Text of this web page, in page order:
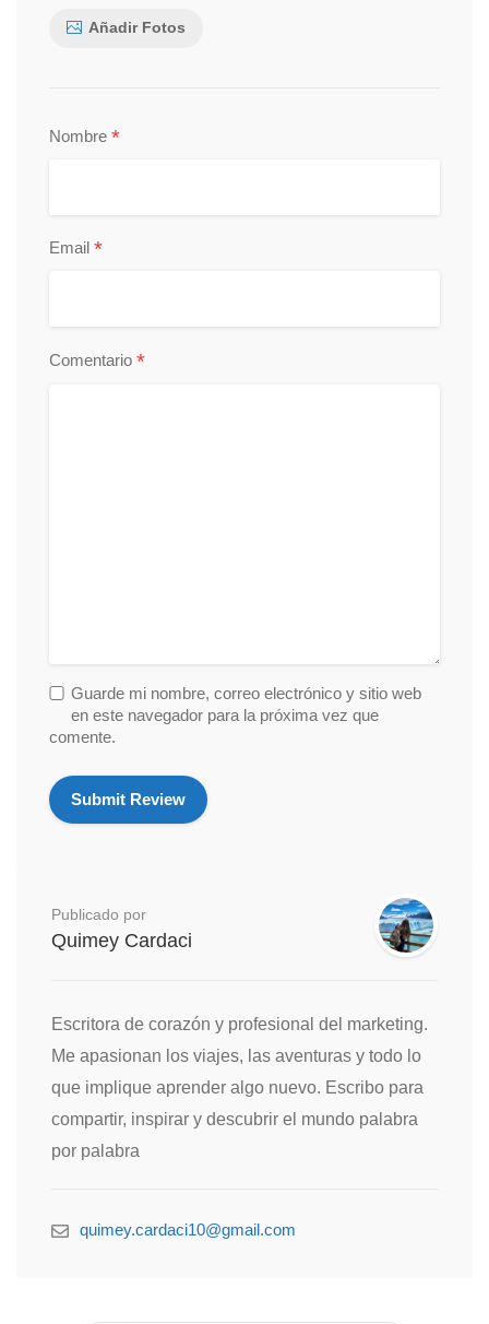
Añadir Fotos
Nombre *
Email *
Comentario *
Guarde mi nombre, correo electrónico y sitio web
en este navegador para la próxima vez que
comente.
Publicado por
Quimey Cardaci
Escritora de corazón y profesional del marketing.
Me apasionan los viajes, las aventuras y todo lo
que implique aprender algo nuevo. Escribo para
compartir, inspirar y descubrir el mundo palabra
por palabra
quimey.cardaci10@gmail.com